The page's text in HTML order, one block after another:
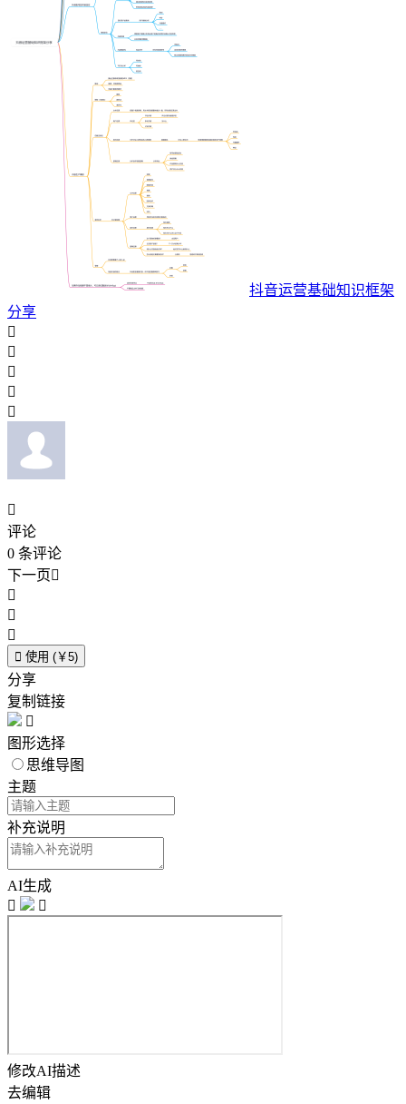
抖音运营基础知识框架
分享






评论
0 条评论
下一页



 使用 (￥5)
分享
复制链接

图形选择
思维导图
主题
补充说明
AI生成


修改AI描述
去编辑